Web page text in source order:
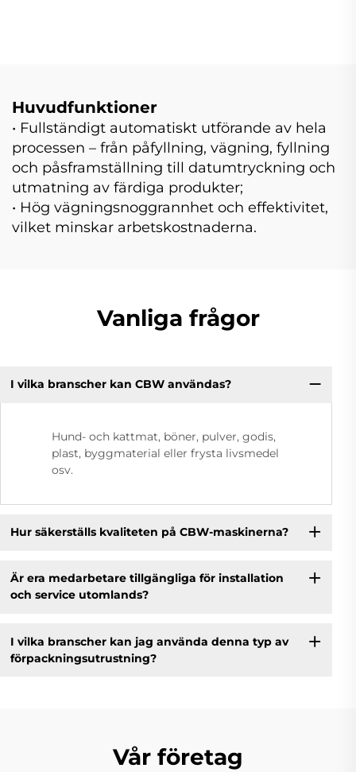
Huvudfunktioner
• Fullständigt automatiskt utförande av hela
processen – från påfyllning, vägning, fyllning
och påsframställning till datumtryckning och
utmatning av färdiga produkter;
• Hög vägningsnoggrannhet och effektivitet,
vilket minskar arbetskostnaderna.
Vanliga frågor
I vilka branscher kan CBW användas?
Hund- och kattmat, böner, pulver, godis,
plast, byggmaterial eller frysta livsmedel
osv.
Hur säkerställs kvaliteten på CBW-maskinerna?
Är era medarbetare tillgängliga för installation
och service utomlands?
I vilka branscher kan jag använda denna typ av
förpackningsutrustning?
Vår företag